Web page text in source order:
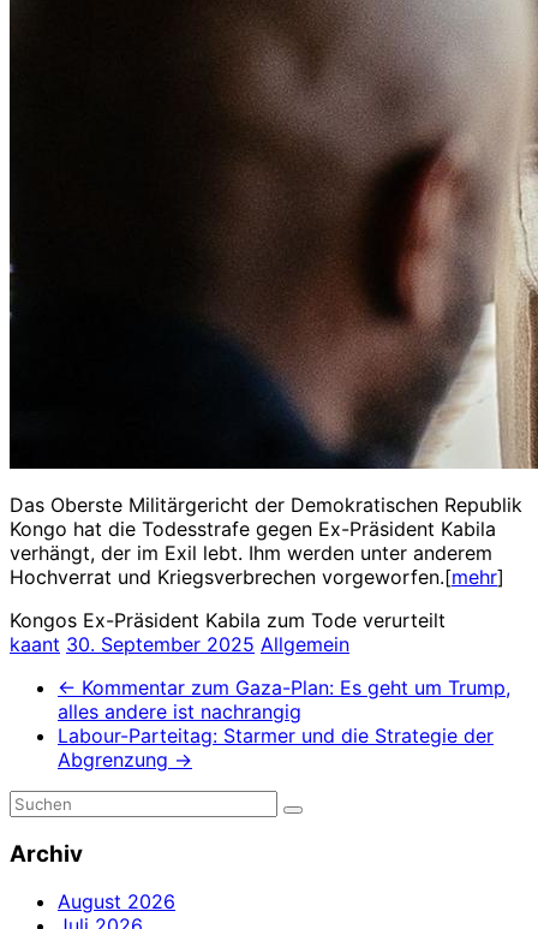
Das Oberste Militärgericht der Demokratischen Republik
Kongo hat die Todesstrafe gegen Ex-Präsident Kabila
verhängt, der im Exil lebt. Ihm werden unter anderem
Hochverrat und Kriegsverbrechen vorgeworfen.[mehr]
Kongos Ex-Präsident Kabila zum Tode verurteilt
kaant 30. September 2025 Allgemein
← Kommentar zum Gaza-Plan: Es geht um Trump,
alles andere ist nachrangig
Labour-Parteitag: Starmer und die Strategie der
Abgrenzung →
Archiv
August 2026